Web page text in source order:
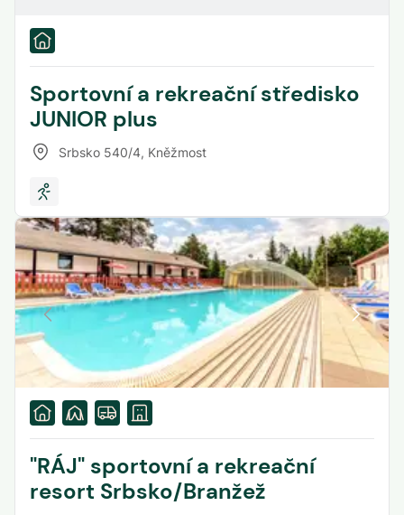
Sportovní a rekreační středisko
JUNIOR plus
Srbsko 540/4, Kněžmost
"RÁJ" sportovní a rekreační
resort Srbsko/Branžež